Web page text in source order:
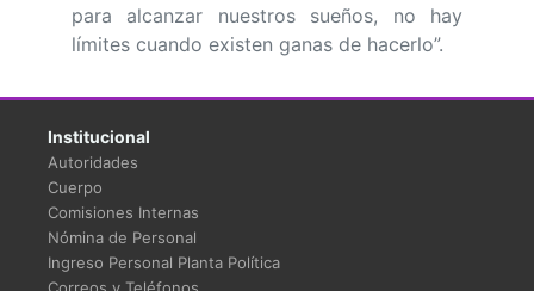
para alcanzar nuestros sueños, no hay
límites cuando existen ganas de hacerlo”.
Institucional
Autoridades
Cuerpo
Comisiones Internas
Nómina de Personal
Ingreso Personal Planta Política